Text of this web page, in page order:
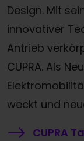
Design. Mit
innovativer
Antrieb
CUPRA. Als
weckt und
CUPRA